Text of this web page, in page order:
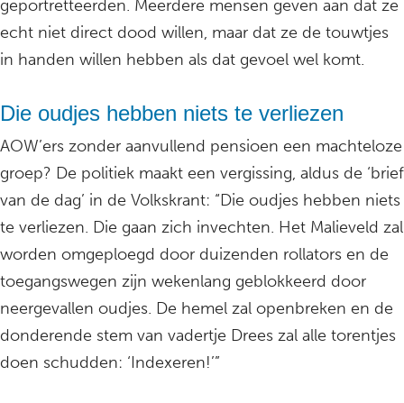
geportretteerden. Meerdere mensen geven aan dat ze
echt niet direct dood willen, maar dat ze de touwtjes
in handen willen hebben als dat gevoel wel komt.
Die oudjes hebben niets te verliezen
AOW’ers zonder aanvullend pensioen een machteloze
groep? De politiek maakt een vergissing, aldus de ‘brief
van de dag’ in de Volkskrant: “Die oudjes hebben niets
te verliezen. Die gaan zich invechten. Het Malieveld zal
worden omgeploegd door duizenden rollators en de
toegangswegen zijn wekenlang geblokkeerd door
neergevallen oudjes. De hemel zal openbreken en de
donderende stem van vadertje Drees zal alle torentjes
doen schudden: ‘Indexeren!’”